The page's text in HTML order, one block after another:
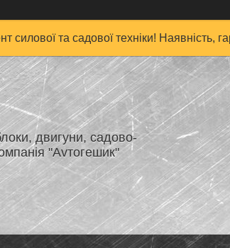
силової та садової техніки! Наявність,
двигуни, садово-
"Аvтогешик"